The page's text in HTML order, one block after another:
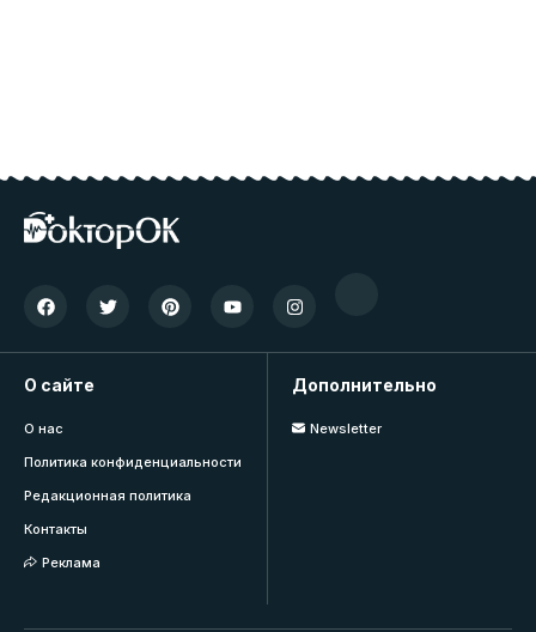
О сайте
О нас
Политика конфиденциальности
Редакционная политика
Контакты
Реклама
Дополнительно
Newsletter